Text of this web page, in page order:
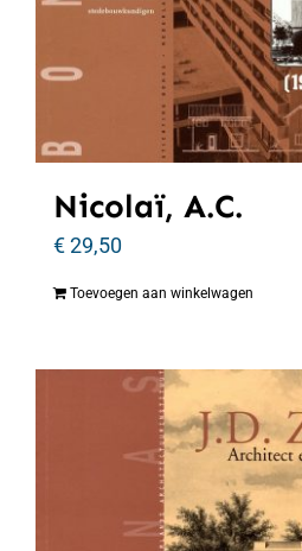
Nicolaï, A.C.
€29,50
Toevoegen aan winkelwagen